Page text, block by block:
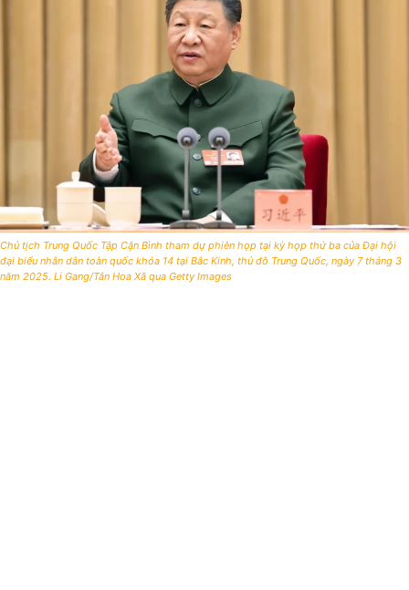
Chủ tịch Trung Quốc Tập Cận Bình tham dự phiên họp tại kỳ họp thứ ba của Đại hội
đại biểu nhân dân toàn quốc khóa 14 tại Bắc Kinh, thủ đô Trung Quốc, ngày 7 tháng 3
năm 2025. Li Gang/Tân Hoa Xã qua Getty Images